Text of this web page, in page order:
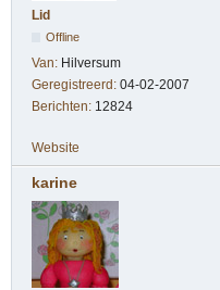
Lid
Offline
Van: Hilversum
Geregistreerd: 04-02-2007
Berichten: 12824
Website
karine